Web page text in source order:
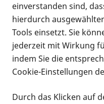
Infomaterial
Infomaterial
Vorlesen
einverstanden sind,
hierdurch
Tools einsetzt. Sie
jederzeit mit Wirkung
indem Sie die
Cookie-Einstellungen
Durch das Klicken auf